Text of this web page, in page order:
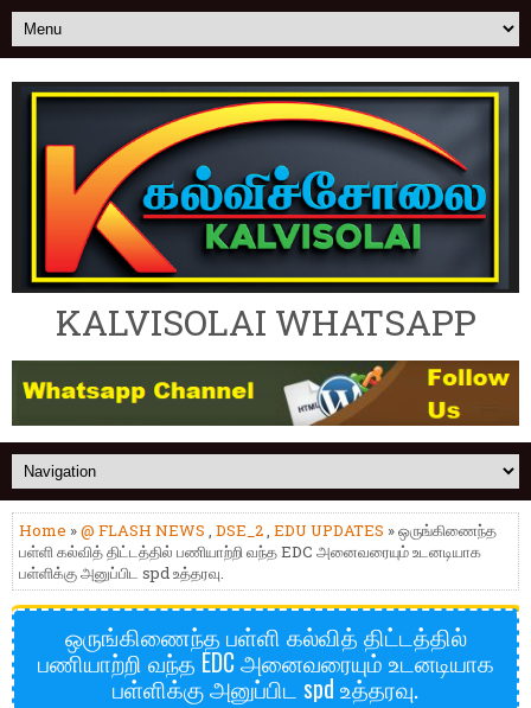
KALVISOLAI WHATSAPP
Home »@ FLASH NEWS , DSE_2, EDU UPDATES » ஒருங்கிணைந்த
பள்ளி கல்வித் திட்டத்தில் பணியாற்றி வந்த EDC அனைவரையும் உடனடியாக
பள்ளிக்கு அனுப்பிட spd உத்தரவு.
ஒருங்கிணைந்த பள்ளி கல்வித் திட்டத்தில்
பணியாற்றி வந்த EDC அனைவரையும் உடனடியாக
பள்ளிக்கு அனுப்பிட spd உத்தரவு.